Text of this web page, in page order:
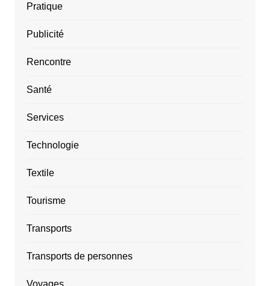
Pratique
Publicité
Rencontre
Santé
Services
Technologie
Textile
Tourisme
Transports
Transports de personnes
Voyages